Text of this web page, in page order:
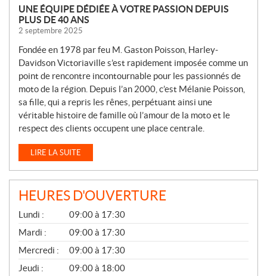
UNE ÉQUIPE DÉDIÉE À VOTRE PASSION DEPUIS
PLUS DE 40 ANS
2 septembre 2025
Fondée en 1978 par feu M. Gaston Poisson, Harley-
Davidson Victoriaville s’est rapidement imposée comme un
point de rencontre incontournable pour les passionnés de
moto de la région. Depuis l’an 2000, c’est Mélanie Poisson,
sa fille, qui a repris les rênes, perpétuant ainsi une
véritable histoire de famille où l’amour de la moto et le
respect des clients occupent une place centrale.
LIRE LA SUITE
HEURES D'OUVERTURE
G
É
N
É
R
A
L
Lundi :
09:00 à 17:30
Mardi :
09:00 à 17:30
Mercredi :
09:00 à 17:30
Jeudi :
09:00 à 18:00